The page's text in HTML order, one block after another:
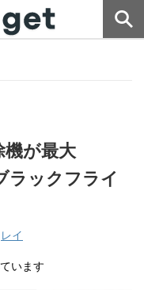
が最大
ラックフライ
レイ
います